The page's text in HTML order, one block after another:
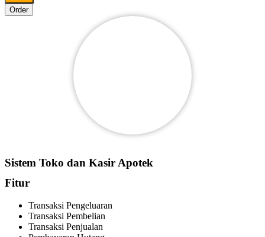
Order
Sistem Toko dan Kasir Apotek
Fitur
Transaksi Pengeluaran
Transaksi Pembelian
Transaksi Penjualan